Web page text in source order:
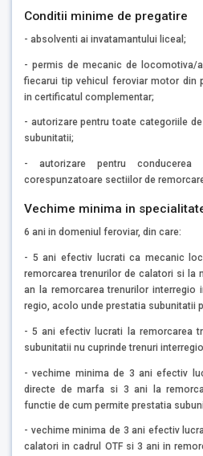
Conditii minime de pregatire
- absolventi ai invatamantului liceal;
- permis de mecanic de locomotiva/
fiecarui tip vehicul feroviar motor din
in certificatul complementar;
- autorizare pentru toate categoriile
subunitatii;
- autorizare pentru
corespunzatoare sectiilor de
Vechime minima in
6 ani in domeniul feroviar, din care:
- 5 ani efectiv lucrati ca mecanic
remorcarea trenurilor de calatori si la
an la remorcarea trenurilor interregio
regio, acolo unde prestatia subunitatii
- 5 ani efectiv lucrati la remorcarea
subunitatii nu cuprinde trenuri interregio,
- vechime minima de 3 ani efectiv
directe de marfa si 3 ani la
functie de cum permite prestatia
- vechime minima de 3 ani efectiv
calatori in cadrul OTF si 3 ani in